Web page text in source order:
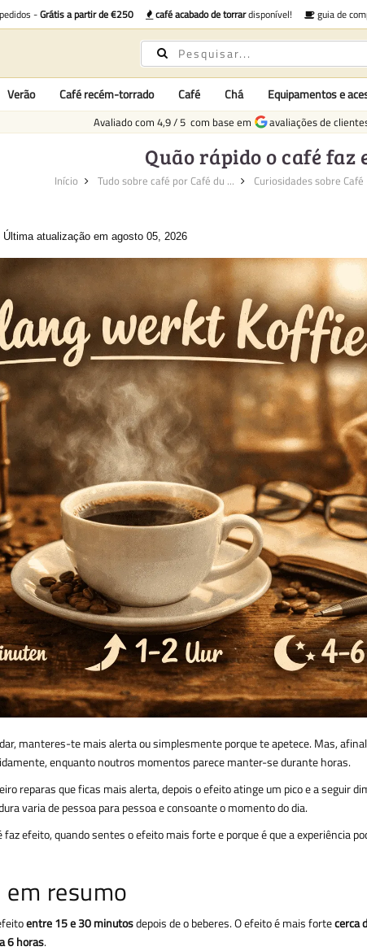
-Grátis a partir de €250 café acabado de torrardisponível! guia de
Verão Café recém-torrado Café Chá Equipamentos e
Avaliado com 4,9/5 com base em avaliações de
Quão rápido o café faz
Início Tudo sobre café por Café du ... Curiosidades sobre Café
Última atualização em agosto 05, 2026
manteres-te mais alerta ou simplesmente porque te apetece. Mas,
enquanto noutros momentos parece manter-se durante horas.
reparas que ficas mais alerta, depois o efeito atinge um pico e a seguir
varia de pessoa para pessoa e consoante o momento do dia.
efeito, quando sentes o efeito mais forte e porque é que a experiência
resumo
entre 15 e 30 minutosdepois de o beberes. O efeito é mais fortecerca
6 horas.